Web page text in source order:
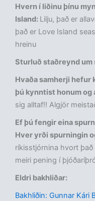
Hvern í liðinu þínu
Island: Lilju, það er
það er Love Island
hreinu
Sturluð staðreynd um
Hvaða samherji hefur
þú kynntist honum og
sig alltaf!! Algjör
Ef þú fengir eina
Hver yrði spurningin
ríkisstjórnina hvort
meiri pening í
Eldri bakhliðar:
Bakhliðin: Gunnar Kári